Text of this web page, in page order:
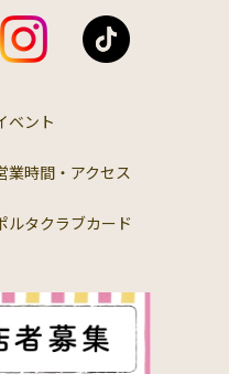
ベント
業時間・アクセス
ルタクラブカード